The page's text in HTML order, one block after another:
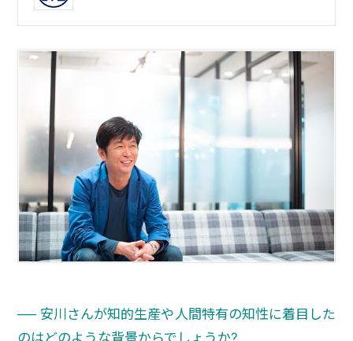
── 安川さんが知的生産や人間特有の知性に着目した
のはどのような背景からでしょうか?